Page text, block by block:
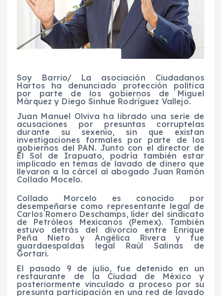
Soy Barrio/ La asociación Ciudadanos
Hartos ha denunciado protección política
por parte de los gobiernos de Miguel
Márquez y Diego Sinhue Rodríguez Vallejo.
Juan Manuel Olviva ha librado una serie de
acusaciones por presuntas corruptelas
durante su sexenio, sin que existan
investigaciones formales por parte de los
gobiernos del PAN. Junto con el director de
El Sol de Irapuato, podría también estar
implicado en temas de lavado de dinero que
llevaron a la cárcel al abogado Juan Ramón
Collado Mocelo.
Collado Morcelo es conocido por
desempeñarse como representante legal de
Carlos Romero Deschamps, líder del sindicato
de Petróleos Mexicanos (Pemex). También
estuvo detrás del divorcio entre Enrique
Peña Nieto y Angélica Rivera y fue
guardaespaldas legal Raúl Salinas de
Gortari.
El pasado 9 de julio, fue detenido en un
restaurante de la Ciudad de México y
posteriormente vinculado a proceso por su
presunta participación en una red de lavado